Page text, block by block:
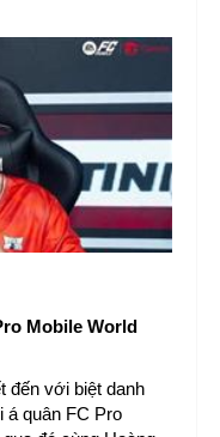
Mobile World
đến với biệt danh
á quân FC Pro